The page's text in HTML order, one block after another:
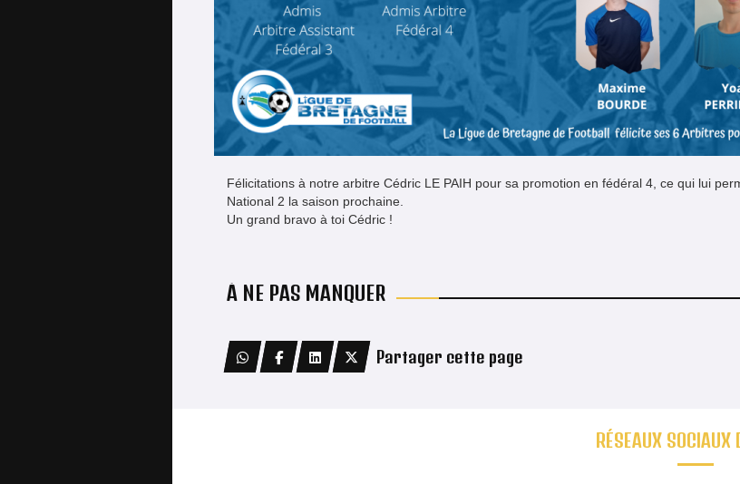
Félicitations à notre arbitre Cédric LE PAIH pour sa promotion en fédéral 4, ce qui lui
National 2 la saison prochaine.
Un grand bravo à toi Cédric !
À NE PAS MANQUER
ERMINIG KUP U13
20/02/2020.
LA SOIREE
Partager cette page
RÉSEAUX SOCIAUX